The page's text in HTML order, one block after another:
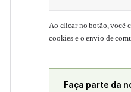
Ao clicar no botão, você
cookies e o envio de
Faça parte da